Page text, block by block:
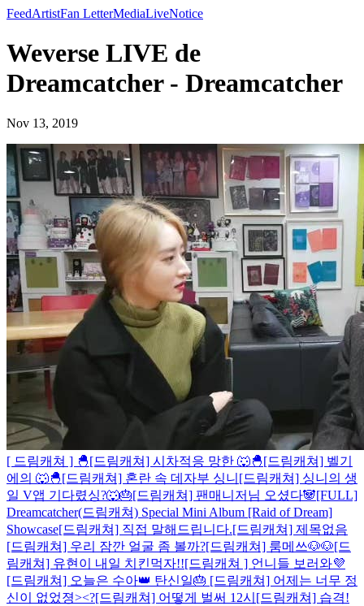
FeedArtistFan LetterMediaLiveNotice
Weverse LIVE de
Dreamcatcher - Dreamcatcher
Nov 13, 2019
[ 드림캐쳐 ] 🐣[드림캐쳐] 시차적응 망한 🐺🐣[드림캐쳐] 벨기
에의 🐺🐣[드림캐쳐] 혼란 속 데자부 싱니 [드림캐쳐] 싱니의 생
일 V앱 기다렸싱?🐺🎂[드림캐쳐] 팬매니저님 오셨다🐼[FULL]
Dreamcatcher(드림캐쳐) Special Mini Album [Raid of Dream]
Showcase[드림캐쳐] 직접 말해드립니다.[드림캐쳐] 제목없음
[드림캐쳐] 우리 잠깐 얼굴 좀 볼까?[드림캐쳐] 룸메쓰🐶🐶[드
림캐쳐] 유현이 내일 치킨먹자!![드림캐쳐 ] 언니들 보러와💜
[드림캐쳐] 오늘은 수아👑 탄신일🎂 [드림캐쳐] 어제는 너무 정
신이 없었졍><?[드림캐쳐] 어떻게 벌써 12시 [드림캐쳐] 습격!